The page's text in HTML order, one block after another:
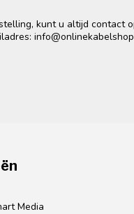
kunt u altijd contact
Media